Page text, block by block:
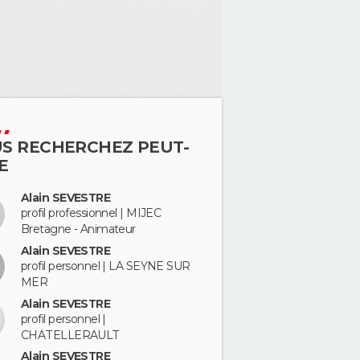
RECHERCHEZ PEUT-
Alain SEVESTRE
profil professionnel | MIJEC
Bretagne - Animateur
Alain SEVESTRE
profil personnel | LA SEYNE SUR
MER
Alain SEVESTRE
profil personnel |
CHATELLERAULT
Alain SEVESTRE